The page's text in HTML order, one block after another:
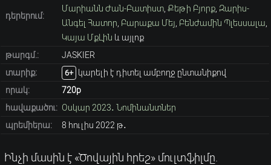
դերերում:
Մարիանն Ժան-Բատիստ, Քեթի Բյորք, Զարիս-
Անգել Հատոր, Բարաքա Մեյ, Բենժամին Պլեսսալա,
Կայա ՄքԼին և այլոք
թարգմ.:
JASKIER
տարիք։
6+
կարելի է դիտել ամբողջ ընտանիքով
որակ:
720p
հավաքածու: Օսկար 2023․ Նոմինանտներ
պրեմիերա:
8 հուլիս 2022 թ․
Ինչի մասին է «Ծովային հրեշ» մուլտֆիլմը.